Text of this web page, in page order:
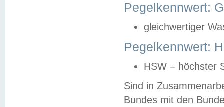
Pegelkennwert:
gleichwertiger
Pegelkennwert:
HSW – höchster
Sind in
Bundes mit den